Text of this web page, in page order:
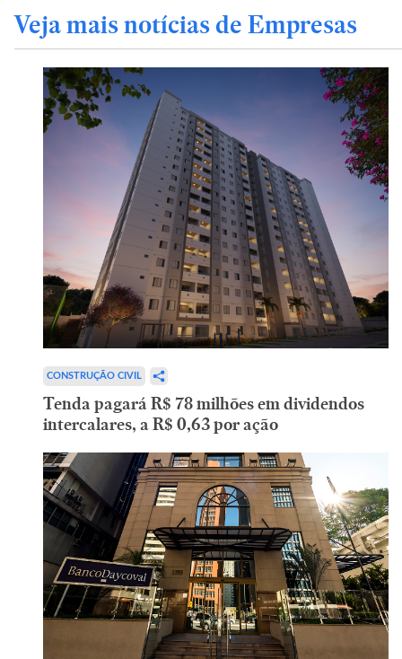
Veja mais notícias de Empresas
CONSTRUÇÃO CIVIL
Tenda pagará R$ 78 milhões em dividendos
intercalares, a R$ 0,63 por ação